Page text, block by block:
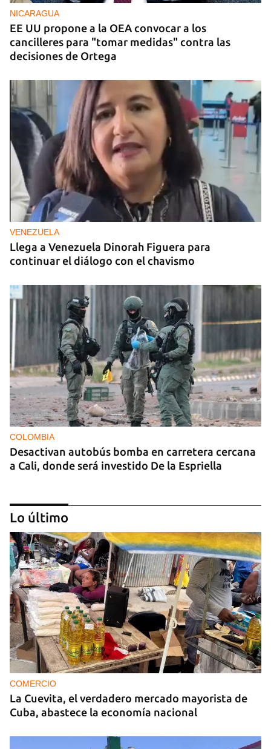
NICARAGUA
EE UU propone a la OEA convocar a los
cancilleres para "tomar medidas" contra las
decisiones de Ortega
VENEZUELA
Llega a Venezuela Dinorah Figuera para
continuar el diálogo con el chavismo
COLOMBIA
Desactivan autobús bomba en carretera cercana
a Cali, donde será investido De la Espriella
MIAMI
La hija de un diplomático castrista expulsado de
EE UU en 2003 está bajo custodia del ICE
Lo último
COMERCIO
La Cuevita, el verdadero mercado mayorista de
Cuba, abastece la economía nacional